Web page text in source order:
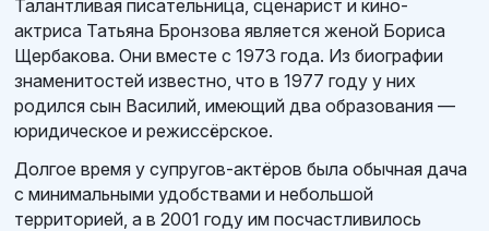
Талантливая писательница, сценарист и кино-
актриса Татьяна Бронзова является женой Бориса
Щербакова. Они вместе с 1973 года. Из биографии
знаменитостей известно, что в 1977 году у них
родился сын Василий, имеющий два образования —
юридическое и режиссёрское.
Долгое время у супругов-актёров была обычная дача
с минимальными удобствами и небольшой
территорией, а в 2001 году им посчастливилось